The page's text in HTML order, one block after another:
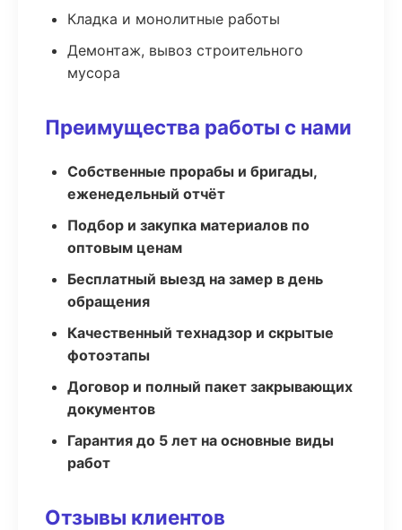
Кладка и монолитные работы
Демонтаж, вывоз строительного
мусора
Преимущества работы с нами
Собственные прорабы и бригады,
еженедельный отчёт
Подбор и закупка материалов по
оптовым ценам
Бесплатный выезд на замер в день
обращения
Качественный технадзор и скрытые
фотоэтапы
Договор и полный пакет закрывающих
документов
Гарантия до 5 лет на основные виды
работ
Отзывы клиентов